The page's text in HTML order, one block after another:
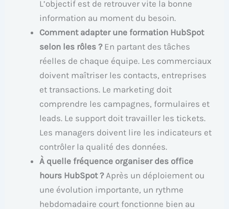
L’objectif est de retrouver vite la bonne
information au moment du besoin.
Comment adapter une formation HubSpot
selon les rôles ?En partant des tâches
réelles de chaque équipe. Les commerciaux
doivent maîtriser les contacts, entreprises
et transactions. Le marketing doit
comprendre les campagnes, formulaires et
leads. Le support doit travailler les tickets.
Les managers doivent lire les indicateurs et
contrôler la qualité des données.
À quelle fréquence organiser des office
hours HubSpot ?Après un déploiement ou
une évolution importante, un rythme
hebdomadaire court fonctionne bien au